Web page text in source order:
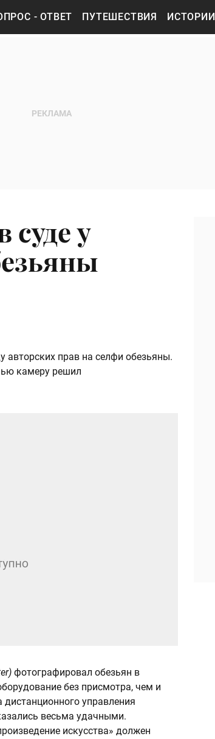
- ОТВЕТ ПУТЕШЕСТВИЯ ИСТОРИИ
у
авторских прав на селфи обезьяны.
камеру решил
фотографировал обезьян в
без присмотра, чем и
управления
весьма удачными.
искусства» должен